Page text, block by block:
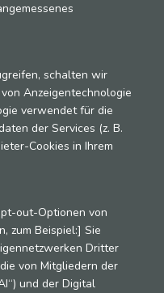
schalten wir
Anzeigentechnologie
verwendet für die
der Services (z. B.
Cookies in Ihrem
out-Optionen von
zum Beispiel:] Sie
Dritter
von Mitgliedern der
und der Digital